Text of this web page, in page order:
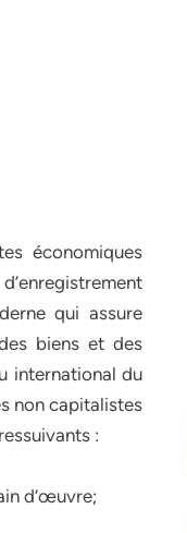
économiques
qui assure
biens et des
international du
non capitalistes
:
d’œuvre;